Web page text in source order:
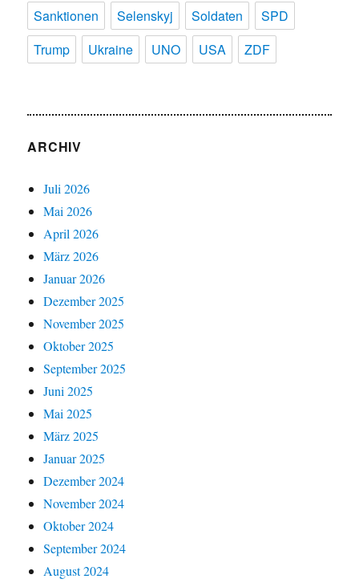
Sanktionen
Selenskyj Soldaten
SPD
Trump
Ukraine UNO USA ZDF
ARCHIV
Juli 2026
Mai 2026
April 2026
März 2026
Januar 2026
Dezember 2025
November 2025
Oktober 2025
September 2025
Juni 2025
Mai 2025
März 2025
Januar 2025
Dezember 2024
November 2024
Oktober 2024
September 2024
August 2024